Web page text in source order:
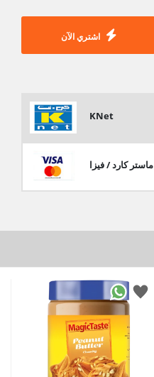
اشتري الآن
KNet
ماستر كارد / فيزا